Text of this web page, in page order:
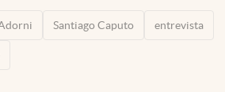
Santiago Caputo entrevista